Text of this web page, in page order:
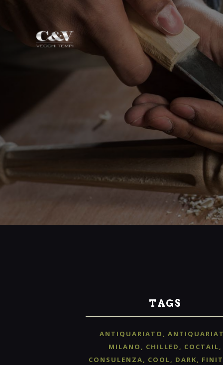
TAGS
ANTIQUARIATO
MILANO
CHILLED
COCTAIL
CONSULENZA
COOL DARK